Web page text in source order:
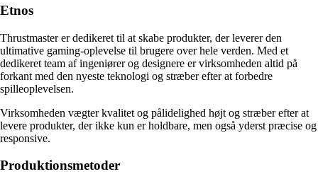
Etnos
Thrustmaster er dedikeret til at skabe produkter, der leverer den
ultimative gaming-oplevelse til brugere over hele verden. Med et
dedikeret team af ingeniører og designere er virksomheden altid på
forkant med den nyeste teknologi og stræber efter at forbedre
spilleoplevelsen.
Virksomheden vægter kvalitet og pålidelighed højt og stræber efter at
levere produkter, der ikke kun er holdbare, men også yderst præcise og
responsive.
Produktionsmetoder